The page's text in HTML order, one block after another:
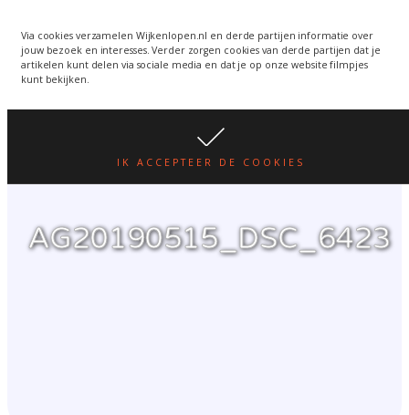
Via cookies verzamelen Wijkenlopen.nl en derde partijen informatie over
jouw bezoek en interesses. Verder zorgen cookies van derde partijen dat je
artikelen kunt delen via sociale media en dat je op onze website filmpjes
kunt bekijken.
IK ACCEPTEER DE COOKIES
wordt een week verplaatst
i.v.m. warmte. lees hier
WIJKENLOPEN.NL
AG20190515_DSC_6423